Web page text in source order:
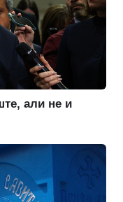
али не и